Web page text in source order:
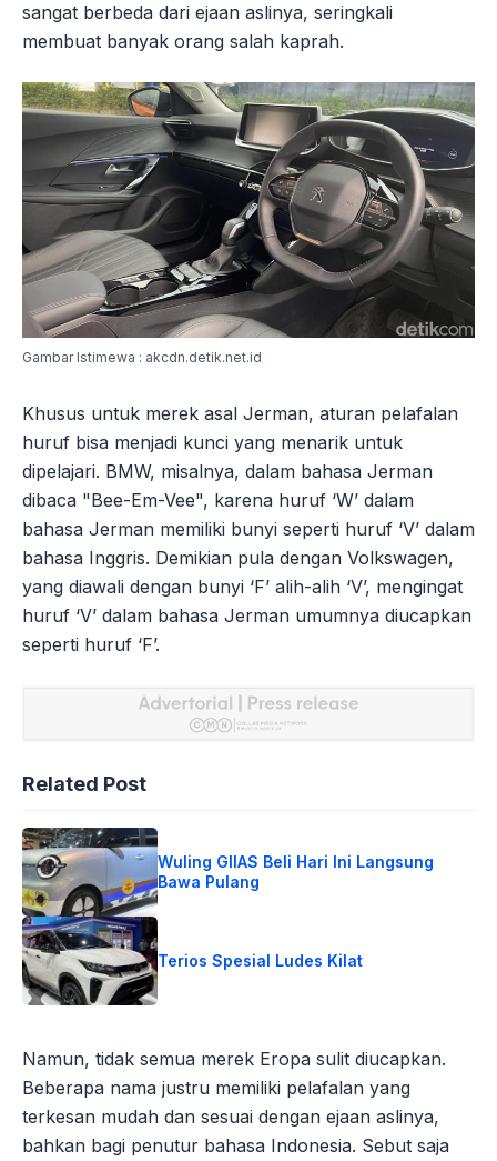
sangat berbeda dari ejaan aslinya, seringkali
membuat banyak orang salah kaprah.
Gambar Istimewa : akcdn.detik.net.id
Khusus untuk merek asal Jerman, aturan pelafalan
huruf bisa menjadi kunci yang menarik untuk
dipelajari. BMW, misalnya, dalam bahasa Jerman
dibaca "Bee-Em-Vee", karena huruf ‘W’ dalam
bahasa Jerman memiliki bunyi seperti huruf ‘V’ dalam
bahasa Inggris. Demikian pula dengan Volkswagen,
yang diawali dengan bunyi ‘F’ alih-alih ‘V’, mengingat
huruf ‘V’ dalam bahasa Jerman umumnya diucapkan
seperti huruf ‘F’.
Related Post
Wuling GIIAS Beli Hari Ini Langsung
Bawa Pulang
Terios Spesial Ludes Kilat
Namun, tidak semua merek Eropa sulit diucapkan.
Beberapa nama justru memiliki pelafalan yang
terkesan mudah dan sesuai dengan ejaan aslinya,
bahkan bagi penutur bahasa Indonesia. Sebut saja